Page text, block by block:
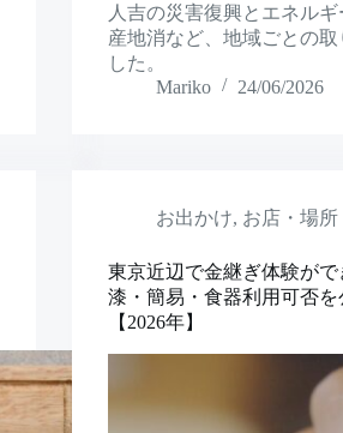
人吉の災害復興とエネル
産地消など、地域ごとの取
した。
Mariko
24/06/2026
お出かけ, お店・場所
東京近辺で金継ぎ体験が
漆・簡易・食器利用可否
【2026年】